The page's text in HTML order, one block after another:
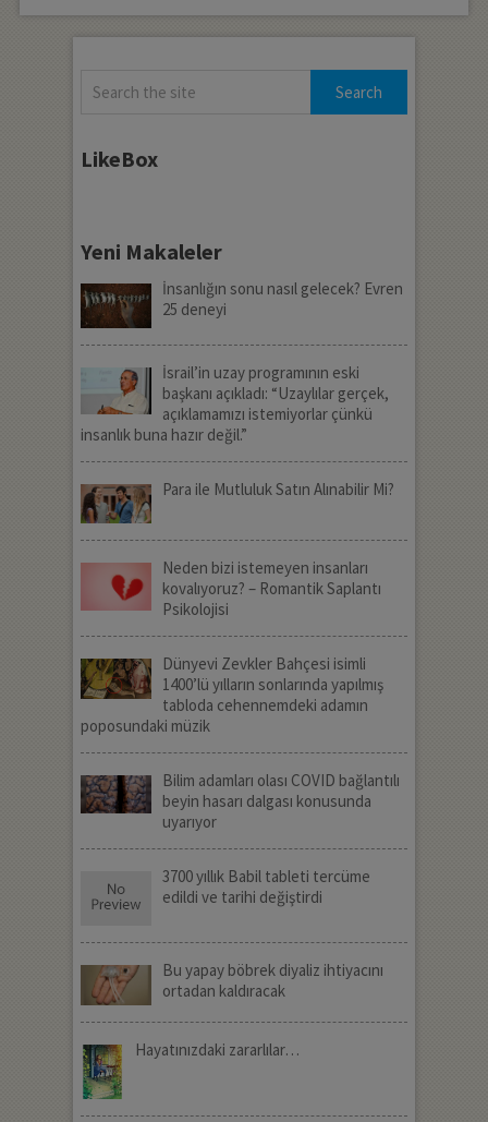
LikeBox
Yeni Makaleler
İnsanlığın sonu nasıl gelecek? Evren
25 deneyi
İsrail’in uzay programının eski
başkanı açıkladı: “Uzaylılar gerçek,
açıklamamızı istemiyorlar çünkü
insanlık buna hazır değil.”
Para ile Mutluluk Satın Alınabilir Mi?
Neden bizi istemeyen insanları
kovalıyoruz? – Romantik Saplantı
Psikolojisi
Dünyevi Zevkler Bahçesi isimli
1400’lü yılların sonlarında yapılmış
tabloda cehennemdeki adamın
poposundaki müzik
Bilim adamları olası COVID bağlantılı
beyin hasarı dalgası konusunda
uyarıyor
3700 yıllık Babil tableti tercüme
edildi ve tarihi değiştirdi
Bu yapay böbrek diyaliz ihtiyacını
ortadan kaldıracak
Hayatınızdaki zararlılar…